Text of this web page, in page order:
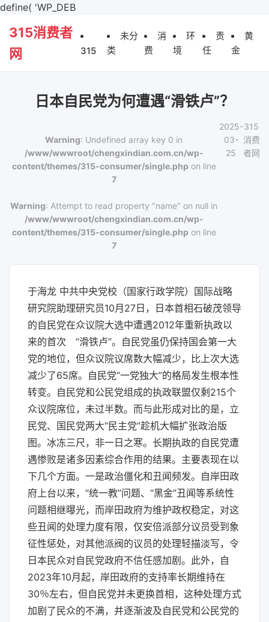
define( 'WP_DEB
315消费者
网
315
未分
类
消
费
环
境
责
任
黄
金
日本自民党为何遭遇“滑铁卢”？
Warning: Undefined array key 0 in
/www/wwwroot/chengxindian.com.cn/wp-
content/themes/315-consumer/single.phpon line
7
Warning: Attempt to read property "name" on null in
/www/wwwroot/chengxindian.com.cn/wp-
content/themes/315-consumer/single.phpon line
7
2025-
03-
25
315
消费
者网
于海龙 中共中央党校（国家行政学院）国际战略
研究院助理研究员10月27日，日本首相石破茂领导
的自民党在众议院大选中遭遇2012年重新执政以
来的首次 “滑铁卢”。自民党虽仍保持国会第一大
党的地位，但众议院议席数大幅减少，比上次大选
减少了65席。自民党“一党独大”的格局发生根本性
转变。自民党和公民党组成的执政联盟仅剩215个
众议院席位，未过半数。而与此形成对比的是，立
民党、国民党两大“民主党”趁机大幅扩张政治版
图。冰冻三尺，非一日之寒。长期执政的自民党遭
遇惨败是诸多因素综合作用的结果。主要表现在以
下几个方面。一是政治僵化和丑闻频发。自岸田政
府上台以来，“统一教”问题、“黑金”丑闻等系统性
问题相继曝光，而岸田政府为维护政权稳定，对这
些丑闻的处理力度有限，仅安倍派部分议员受到象
征性惩处，对其他派阀的议员的处理轻描淡写，令
日本民众对自民党政府不信任感加剧。此外，自
2023年10月起，岸田政府的支持率长期维持在
30％左右，但自民党并未更换首相，这种处理方式
加剧了民众的不满，并逐渐波及自民党和公民党的